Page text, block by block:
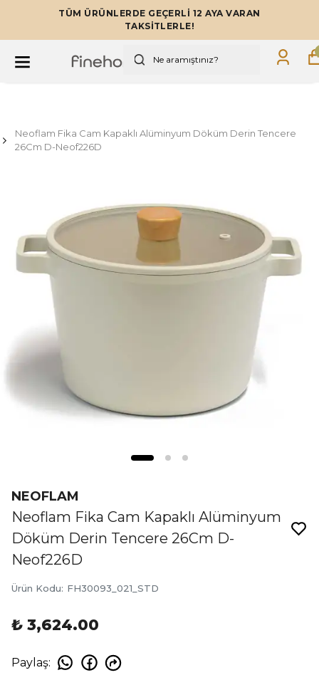
TÜM ÜRÜNLERDE GEÇERLİ 12 AYA VARAN
TAKSİTLERLE!
Neoflam Fika Cam Kapaklı Alüminyum Döküm Derin Tencere
26Cm D-Neof226D
NEOFLAM
Neoflam Fika Cam Kapaklı Alüminyum
Döküm Derin Tencere 26Cm D-
Neof226D
Ürün Kodu: FH30093_021_STD
₺ 3,624.00
Paylaş: